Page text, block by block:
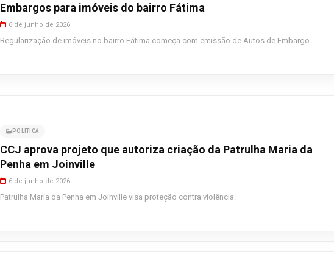
Embargos para imóveis do bairro Fátima
6 de junho de 2026
Regularização de imóveis no bairro Fátima começa com emissão de Autos de Embargo.
POLITICA
CCJ aprova projeto que autoriza criação da Patrulha Maria da
Penha em Joinville
6 de junho de 2026
Patrulha Maria da Penha em Joinville visa proteção contra violência.